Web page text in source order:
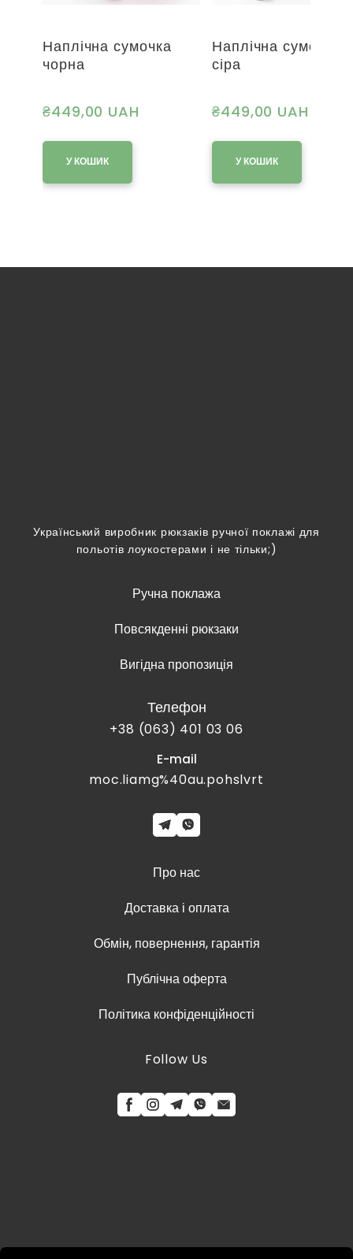
Наплічна сумочка
чорна
₴449,00 UAH
У КОШИК
Наплічна сумочка
сіра
₴449,00 UAH
У КОШИК
Український виробник рюкзаків ручної поклажі для
польотів лоукостерами і не тільки;)
Ручна поклажа
Повсякденні рюкзаки
Вигідна пропозиція
Телефон
+38 (063) 401 03 06
E-mail
moc.liamg%40au.pohslvrt
Про нас
Доставка і оплата
Обмін, повернення, гарантія
Публічна оферта
Політика конфіденційності
Follow Us